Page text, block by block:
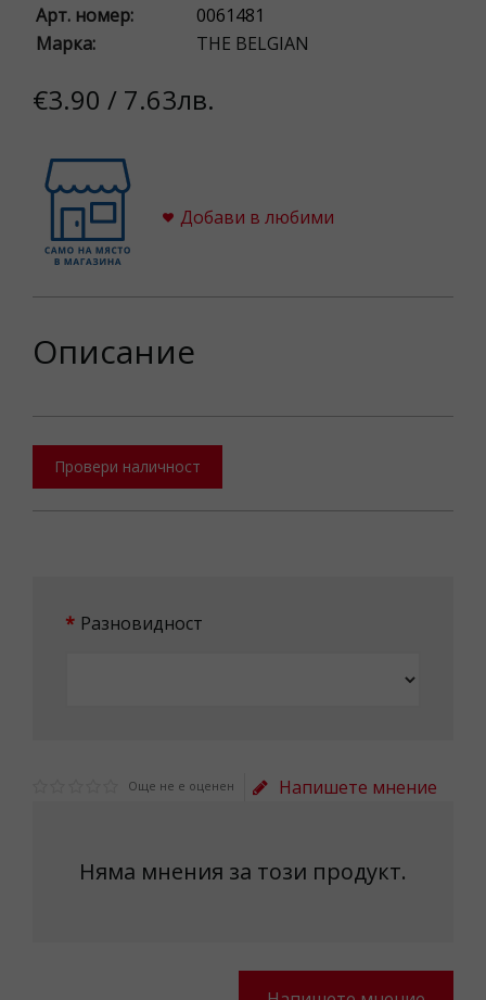
Арт. номер:
0061481
Марка:
THE BELGIAN
€3.90 / 7.63лв.
Добави в любими
Описание
Провери наличност
Разновидност
Още не е оценен Напишете мнение
Няма мнения за този продукт.